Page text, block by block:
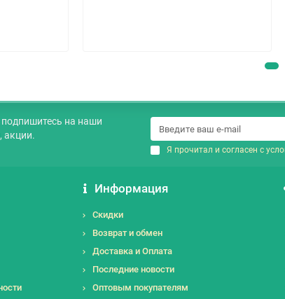
подпишитесь на наши
акции.
Я прочитал и согласен с
Информация
Скидки
Возврат и обмен
Доставка и Оплата
Последние новости
Оптовым покупателям